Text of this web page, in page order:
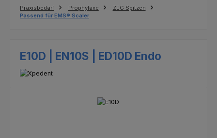
Praxisbedarf Prophylaxe
ZEG Spitzen
Passend für EMS® Scaler
E10D | EN10S | ED10D Endo